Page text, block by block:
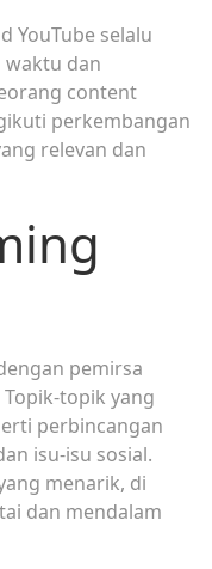
YouTube selalu
dan
content
perkembangan
relevan dan
pemirsa
topik yang
perbincangan
isu-isu sosial.
menarik, di
dan mendalam